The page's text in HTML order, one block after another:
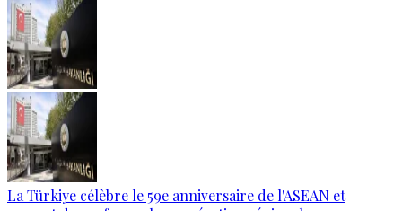
La Türkiye célèbre le 59e anniversaire de l'ASEAN et